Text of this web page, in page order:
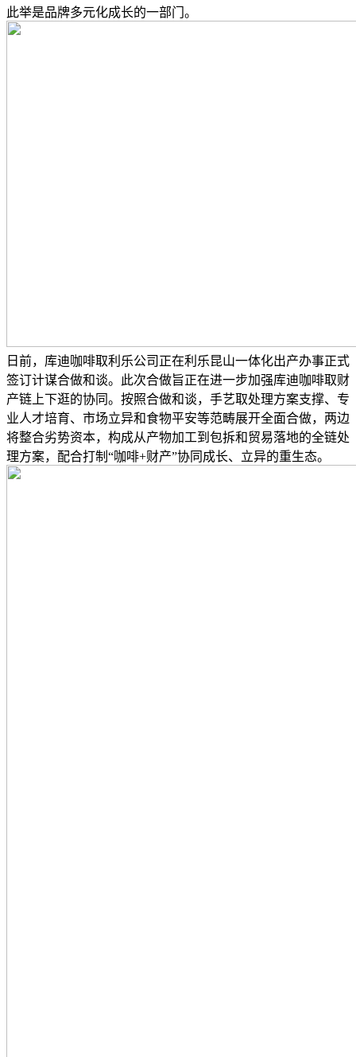
此举是品牌多元化成长的一部门。
日前，库迪咖啡取利乐公司正在利乐昆山一体化出产办事正式
签订计谋合做和谈。此次合做旨正在进一步加强库迪咖啡取财
产链上下逛的协同。按照合做和谈，手艺取处理方案支撑、专
业人才培育、市场立异和食物平安等范畴展开全面合做，两边
将整合劣势资本，构成从产物加工到包拆和贸易落地的全链处
理方案，配合打制“咖啡+财产”协同成长、立异的重生态。